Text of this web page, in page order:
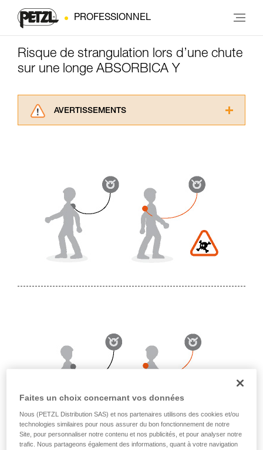
PROFESSIONNEL
Risque de strangulation lors d’une chute
sur une longe ABSORBICA Y
AVERTISSEMENTS
pouvoir comprendre ce complément
d’informations.
Maîtriser ces techniques nécessite une
formation et un entraînement spécifique. Validez
avec un professionnel votre capacité à refaire
la manipulation, seul, en toute sécurité, avant
de la reproduire en autonomie.
Nous donnons des exemples de techniques
que nous ne décrivons pas ici.
Faites un choix concernant vos données
Nous (PETZL Distribution SAS) et nos partenaires utilisons des cookies et/ou
technologies similaires pour nous assurer du bon fonctionnement de notre
Site, pour personnaliser notre contenu et nos publicités, et pour analyser notre
trafic. Nous partageons également des informations, quant à votre navigation